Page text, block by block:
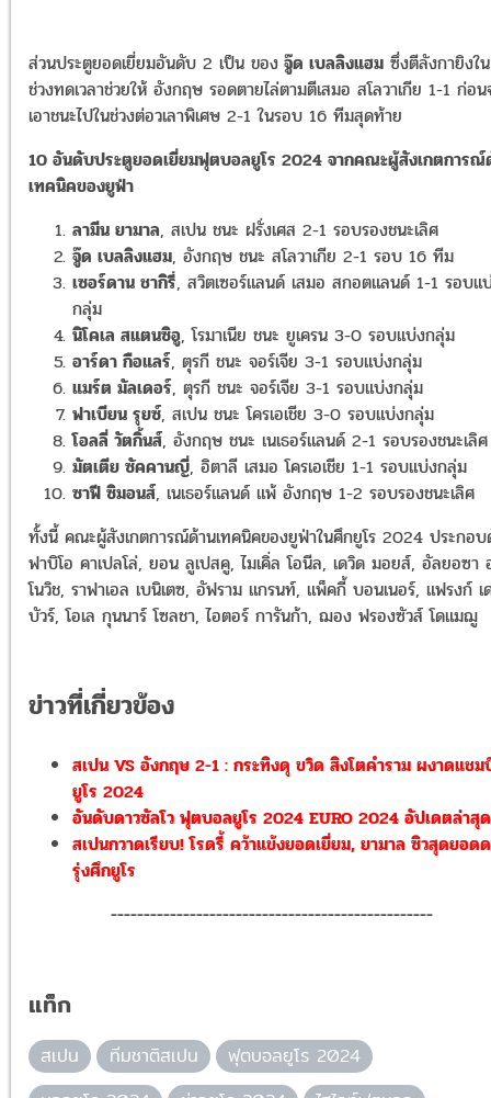
ส่วนประตูยอดเยี่ยมอันดับ 2 เป็น ของ จู๊ด เบลลิงแฮม ซึ่งตีลังกายิงใน
ช่วงทดเวลาช่วยให้ อังกฤษ รอดตายไล่ตามตีเสมอ สโลวาเกีย 1-1 ก่อน
เอาชนะไปในช่วงต่อวเลาพิเศษ 2-1 ในรอบ 16 ทีมสุดท้าย
10 อันดับประตูยอดเยี่ยมฟุตบอลยูโร 2024 จากคณะผู้สังเกตการณ์
เทคนิคของยูฟ่า
ลามีน ยามาล, สเปน ชนะ ฝรั่งเศส 2-1 รอบรองชนะเลิศ
จู๊ด เบลลิงแฮม, อังกฤษ ชนะ สโลวาเกีย 2-1 รอบ 16 ทีม
เซอร์ดาน ชากิรี่, สวิตเซอร์แลนด์ เสมอ สกอตแลนด์ 1-1 รอบแ
กลุ่ม
นิโคเล สแตนซิอู, โรมาเนีย ชนะ ยูเครน 3-0 รอบแบ่งกลุ่ม
อาร์ดา กือแลร์, ตุรกี ชนะ จอร์เจีย 3-1 รอบแบ่งกลุ่ม
แมร์ต มัลเดอร์, ตุรกี ชนะ จอร์เจีย 3-1 รอบแบ่งกลุ่ม
ฟาเบียน รุยซ์, สเปน ชนะ โครเอเชีย 3-0 รอบแบ่งกลุ่ม
โอลลี่ วัตกิ้นส์, อังกฤษ ชนะ เนเธอร์แลนด์ 2-1 รอบรองชนะเลิศ
มัตเตีย ซัคคานญี่, อิตาลี เสมอ โครเอเชีย 1-1 รอบแบ่งกลุ่ม
ซาฟี ซิมอนส์, เนเธอร์แลนด์ แพ้ อังกฤษ 1-2 รอบรองชนะเลิศ
ทั้งนี้ คณะผู้สังเกตการณ์ด้านเทคนิคของยูฟ่าในศึกยูโร 2024 ประกอบ
ฟาบิโอ คาเปลโล่, ยอน ลูเปสคู, ไมเคิ่ล โอนีล, เดวิด มอยส์, อัลยอซา
โนวิช, ราฟาเอล เบนิเตซ, อัฟราม แกรนท์, แพ็คกี้ บอนเนอร์, แฟรงก์ เ
บัวร์, โอเล กุนนาร์ โซลชา, ไอตอร์ การันก้า, ฌอง ฟรองซัวส์ โดแมฌู
ข่าวที่เกี่ยวข้อง
สเปน VS อังกฤษ 2-1 : กระทิงดุ ขวิด สิงโตคำราม ผงาดแชม
ยูโร 2024
อันดับดาวซัลโว ฟุตบอลยูโร 2024 EURO 2024 อัปเดตล่าสุด
สเปนกวาดเรียบ! โรดรี้ คว้าแข้งยอดเยี่ยม, ยามาล ซิวสุดยอด
รุ่งศึกยูโร
-------------------------------------------------
แท็ก
สเปน ทีมชาติสเปน
ฟุตบอลยูโร 2024